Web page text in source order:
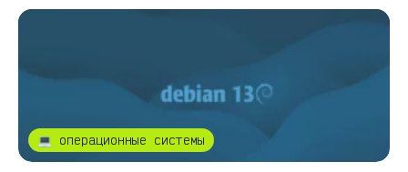
💻 операционные системы